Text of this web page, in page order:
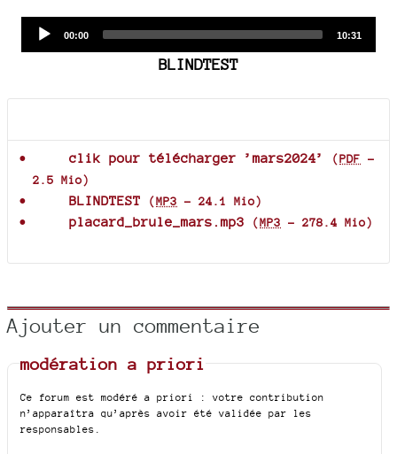
Current
00:00
Total
10:31
BLINDTEST
clik pour télécharger ’mars2024’ (PDF -
2.5 Mio)
BLINDTEST (MP3 - 24.1 Mio)
placard_brule_mars.mp3 (MP3 - 278.4 Mio)
Ajouter un commentaire
modération a priori
Ce forum est modéré a priori : votre contribution
n’apparaîtra qu’après avoir été validée par les
responsables.